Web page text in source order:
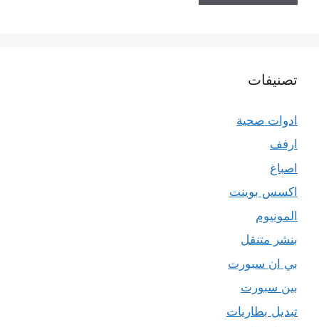
تصنيفات
ادوات صحية
ارفف
اصباغ
اكسس بوينت
المونيوم
بنشر متنقل
بي ان سبورت
بين سبورت
تبديل بطاريات